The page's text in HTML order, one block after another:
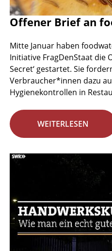
Offener Brief an
Mitte Januar haben
Initiative FragDenStaat die
Secret‘ gestartet. Sie
Verbraucher*innen dazu
Hygienekontrollen in
WEITERLESEN